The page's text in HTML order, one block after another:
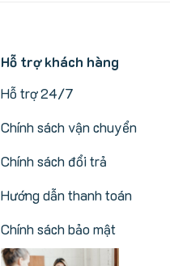
Hỗ trợ khách hàng
Hỗ trợ 24/7
Chính sách vận chuyển
Chính sách đổi trả
Hướng dẫn thanh toán
Chính sách bảo mật